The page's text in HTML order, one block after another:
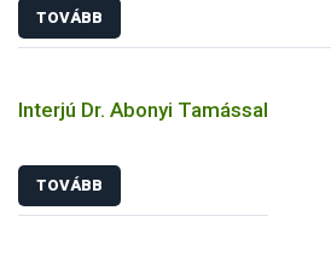
TOVÁBB
Interjú Dr. Abonyi Tamással
TOVÁBB